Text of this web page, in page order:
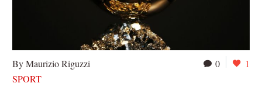
0 1
By Maurizio Riguzzi
SPORT